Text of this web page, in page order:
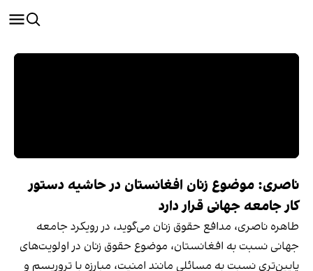
ناصری: موضوع زنان افغانستان در حاشیه دستور
کار جامعه جهانی قرار دارد
طاهره ناصری، مدافع حقوق زنان می‌گوید، در رویکرد جامعه
جهانی نسبت به افغانستان، موضوع حقوق زنان در اولویت‌های
پایین‌تری نسبت به مسائلی مانند امنیت، مبارزه با تروریسم و